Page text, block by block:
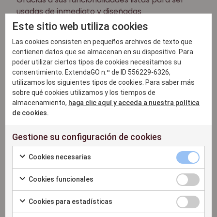
usadas de inmediato y diseñadas
específicamente para pymes de todos los
restauración, los clientes pueden tenerlo todo
listo en cuestión de minutos tras seguir un
proceso de 3 pasos en la web de ExtendaGO.
Los únicos requisitos son tener un dispositivo
con iOS y conexión a Internet.
En palabras de Henning Lieng, director de
mundo empieza a recuperarse lentamente de
la pandemia, estamos deseosos de lanzar el
programa de partners Ignite en toda Europa.
La iniciativa da pie a más oportunidades de
colaboración con proveedores líderes en
nuestros mercados objetivo, y refuerza aún
más nuestra posición como proveedor
innovador de soluciones de TPV en la nube
Este sitio web utiliza cookies
Las cookies consisten en pequeños archivos de texto que
contienen datos que se almacenan en su dispositivo. Para
poder utilizar ciertos tipos de cookies necesitamos su
consentimiento. ExtendaGO n.º de ID 556229-6326,
utilizamos los siguientes tipos de cookies. Para saber más
sobre qué cookies utilizamos y los tiempos de
almacenamiento, haga clic aquí y acceda a nuestra política
de cookies.
Gestione su configuración de cookies
Cookies necesarias
Cookies funcionales
Cookies para estadísticas